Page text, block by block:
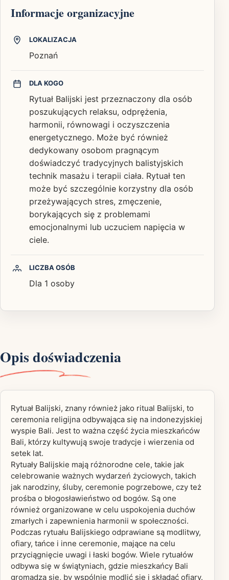
Informacje organizacyjne
LOKALIZACJA
Poznań
DLA KOGO
Rytuał Balijski jest przeznaczony dla osób
poszukujących relaksu, odprężenia,
harmonii, równowagi i oczyszczenia
energetycznego. Może być również
dedykowany osobom pragnącym
doświadczyć tradycyjnych balistyjskich
technik masażu i terapii ciała. Rytuał ten
może być szczególnie korzystny dla osób
przeżywających stres, zmęczenie,
borykających się z problemami
emocjonalnymi lub uczuciem napięcia w
ciele.
LICZBA OSÓB
Dla 1 osoby
Opis doświadczenia
Rytuał Balijski, znany również jako ritual Balijski, to
ceremonia religijna odbywająca się na indonezyjskiej
wyspie Bali. Jest to ważna część życia mieszkańców
Bali, którzy kultywują swoje tradycje i wierzenia od
setek lat.
Rytuały Balijskie mają różnorodne cele, takie jak
celebrowanie ważnych wydarzeń życiowych, takich
jak narodziny, śluby, ceremonie pogrzebowe, czy też
prośba o błogosławieństwo od bogów. Są one
również organizowane w celu uspokojenia duchów
zmarłych i zapewnienia harmonii w społeczności.
Podczas rytuału Balijskiego odprawiane są modlitwy,
ofiary, tańce i inne ceremonie, mające na celu
przyciągnięcie uwagi i łaski bogów. Wiele rytuałów
odbywa się w świątyniach, gdzie mieszkańcy Bali
gromadzą się, by wspólnie modlić się i składać ofiary.